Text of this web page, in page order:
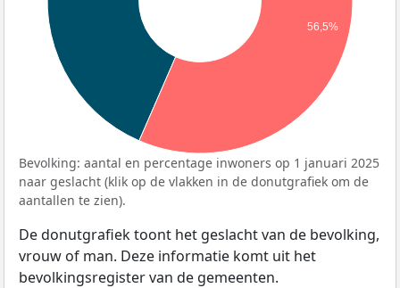
56,5%
Bevolking: aantal en percentage inwoners op 1 januari 2025
naar geslacht (klik op de vlakken in de donutgrafiek om de
aantallen te zien).
De donutgrafiek toont het geslacht van de bevolking,
vrouw of man. Deze informatie komt uit het
bevolkingsregister van de gemeenten.